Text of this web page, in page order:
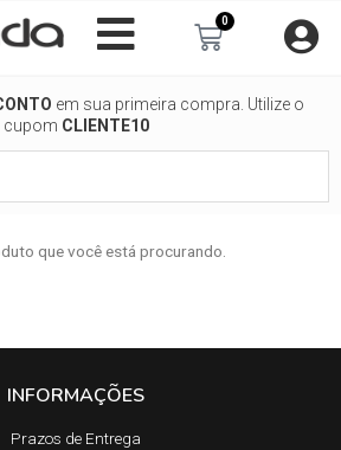
0
Carrinho
em sua primeira compra. Utilize o
cupom CLIENTE10
que você está procurando.
INFORMAÇÕES
Prazos de Entrega​